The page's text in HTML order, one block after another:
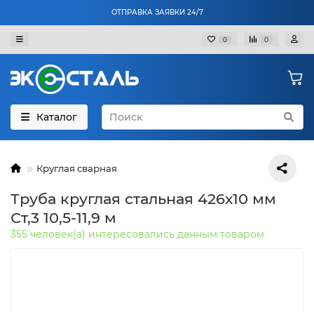
ОТПРАВКА ЗАЯВКИ 24/7
0 0
Каталог
Круглая сварная
Труба круглая стальная 426х10 мм
Ст,3 10,5-11,9 м
355 человек(а) интересовались данным товаром